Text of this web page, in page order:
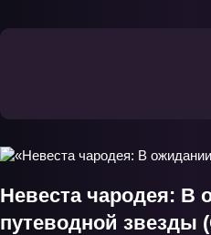
Невеста чародея: В
путеводной звезды